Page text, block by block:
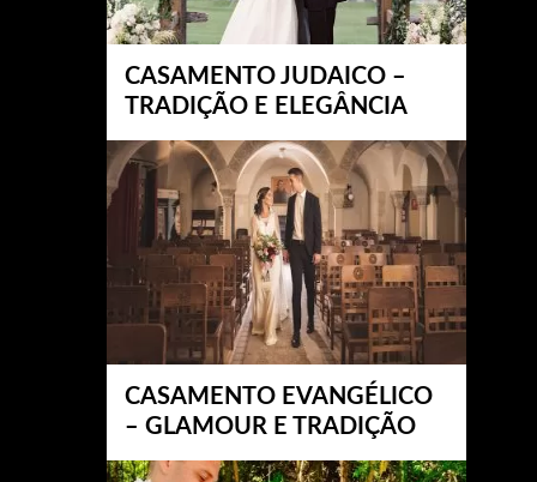
CASAMENTO JUDAICO –
TRADIÇÃO E ELEGÂNCIA
CASAMENTO EVANGÉLICO
– GLAMOUR E TRADIÇÃO